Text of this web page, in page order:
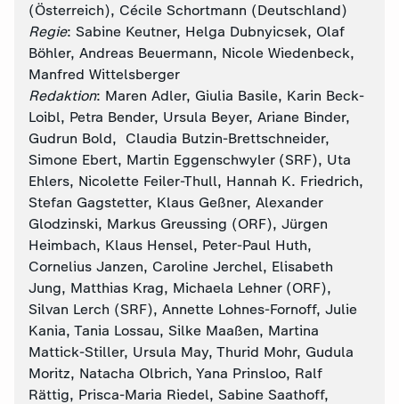
(Österreich), Cécile Schortmann (Deutschland)
Regie: Sabine Keutner, Helga Dubnyicsek, Olaf
Böhler, Andreas Beuermann, Nicole Wiedenbeck,
Manfred Wittelsberger
Redaktion: Maren Adler, Giulia Basile, Karin Beck-
Loibl, Petra Bender, Ursula Beyer, Ariane Binder,
Gudrun Bold, Claudia Butzin-Brettschneider,
Simone Ebert, Martin Eggenschwyler (SRF), Uta
Ehlers, Nicolette Feiler-Thull, Hannah K. Friedrich,
Stefan Gagstetter, Klaus Geßner, Alexander
Glodzinski, Markus Greussing (ORF), Jürgen
Heimbach, Klaus Hensel, Peter-Paul Huth,
Cornelius Janzen, Caroline Jerchel, Elisabeth
Jung, Matthias Krag, Michaela Lehner (ORF),
Silvan Lerch (SRF), Annette Lohnes-Fornoff, Julie
Kania, Tania Lossau, Silke Maaßen, Martina
Mattick-Stiller, Ursula May, Thurid Mohr, Gudula
Moritz, Natacha Olbrich, Yana Prinsloo, Ralf
Rättig, Prisca-Maria Riedel, Sabine Saathoff,